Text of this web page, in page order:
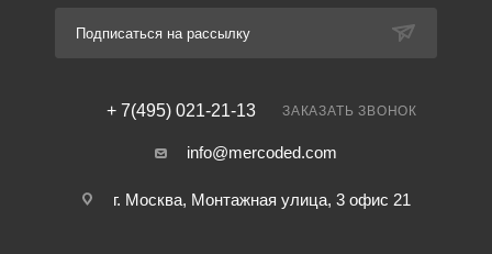
Подписаться на рассылку
+ 7(495) 021-21-13 ЗАКАЗАТЬ ЗВОНОК
info@mercoded.com
г. Москва, Монтажная улица, 3 офис 21